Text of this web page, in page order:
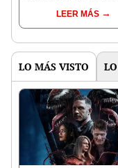
hecha por fans
LEER MÁS
LO MÁS VISTO